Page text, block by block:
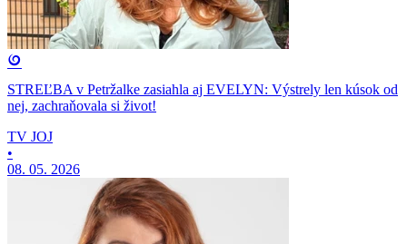
STREĽBA v Petržalke zasiahla aj EVELYN: Výstrely len kúsok od
nej, zachraňovala si život!
TV JOJ
•
08. 05. 2026